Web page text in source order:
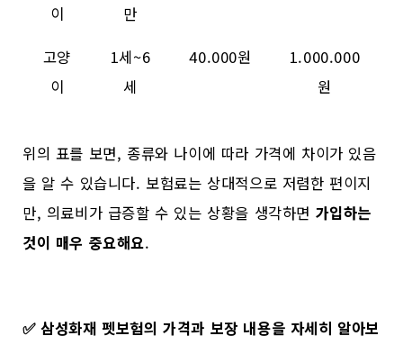
이
만
고양
이
1세~6
세
40.000원
1.000.000
원
위의 표를 보면, 종류와 나이에 따라 가격에 차이가 있음
을 알 수 있습니다. 보험료는 상대적으로 저렴한 편이지
만, 의료비가 급증할 수 있는 상황을 생각하면 가입하는
것이 매우 중요해요.
✅삼성화재 펫보험의 가격과 보장 내용을 자세히 알아보